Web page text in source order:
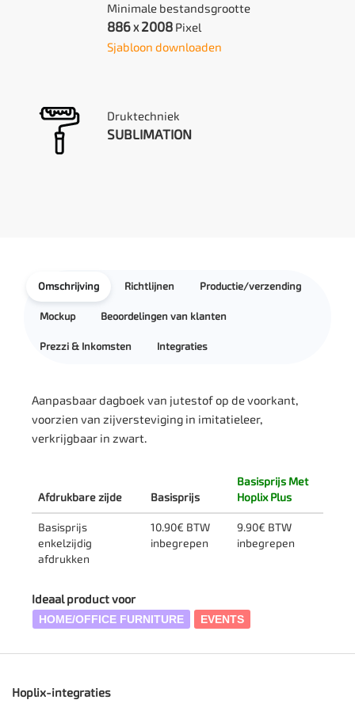
Minimale bestandsgrootte
886 X 2008Pixel
Sjabloon downloaden
Druktechniek
SUBLIMATION
Omschrijving Richtlijnen Productie/verzending
Mockup Beoordelingen van klanten
Prezzi & Inkomsten Integraties
Aanpasbaar dagboek van jutestof op de voorkant,
voorzien van zijversteviging in imitatieleer,
verkrijgbaar in zwart.
Afdrukbare zijde Basisprijs
Basisprijs Met
Hoplix Plus
Basisprijs
enkelzijdig
afdrukken
10.90€ BTW
inbegrepen
9.90€ BTW
inbegrepen
Ideaal product voor
HOME/OFFICE FURNITURE EVENTS
Hoplix-integraties